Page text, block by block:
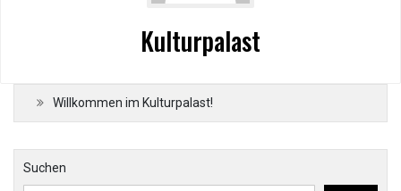
Kulturpalast
Willkommen im Kulturpalast!
Suchen